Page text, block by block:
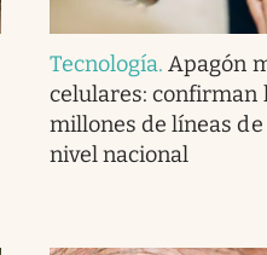
Tecnología.Apagón
celulares: confirman
millones de líneas
nivel nacional